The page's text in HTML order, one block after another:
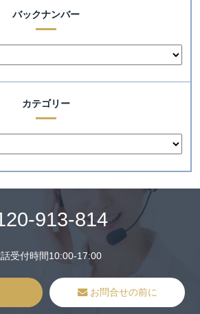
バックナンバー
カテゴリー
913-814
受付時間10:00-17:00
お問合せの前に